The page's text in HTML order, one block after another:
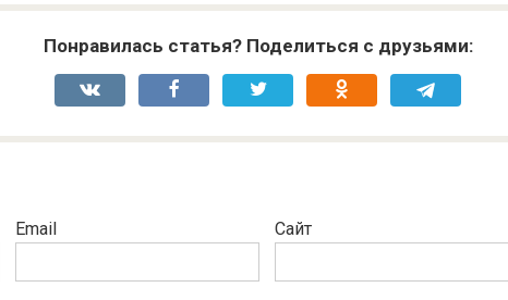
Понравилась статья? Поделиться с друзьями:
Email Сайт